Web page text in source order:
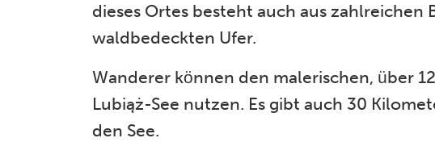
dieses Ortes besteht auch aus zahlreichen
waldbedeckten Ufer.
Wanderer können den malerischen, über
Lubiąż-See nutzen. Es gibt auch 30
den See.